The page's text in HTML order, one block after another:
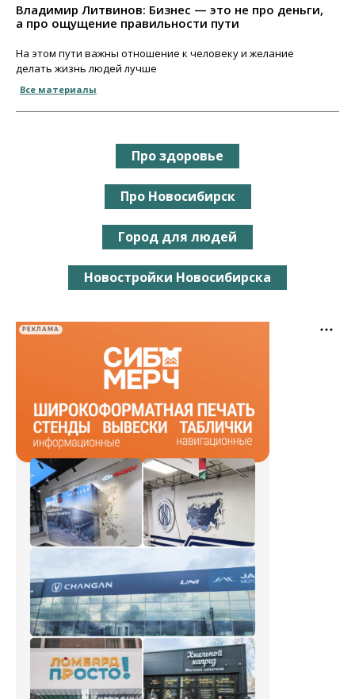
Владимир Литвинов: Бизнес — это не про деньги,
а про ощущение правильности пути
На этом пути важны отношение к человеку и желание
делать жизнь людей лучше
Все материалы
Про здоровье
Про Новосибирск
Город для людей
Новостройки Новосибирска
РЕКЛАМА